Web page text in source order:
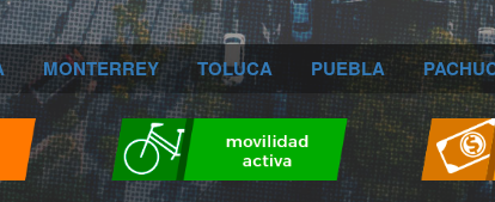
MONTERREY TOLUCA PUEBLA